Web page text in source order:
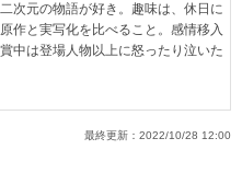
次元の物語が好き。趣味は、休日に
作と実写化を比べること。感情移入
中は登場人物以上に怒ったり泣いた
最終更新： 2022/10/28 12:00